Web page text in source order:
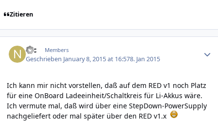
Zitieren
Nic Members
Geschrieben January 8, 2015 at 16:578. Jan 2015
Ich kann mir nicht vorstellen, daß auf dem RED v1 noch Platz
für eine OnBoard Ladeeinheit/Schaltkreis für Li-Akkus wäre.
Ich vermute mal, daß wird über eine StepDown-PowerSupply
nachgeliefert oder mal später über den RED v1.x